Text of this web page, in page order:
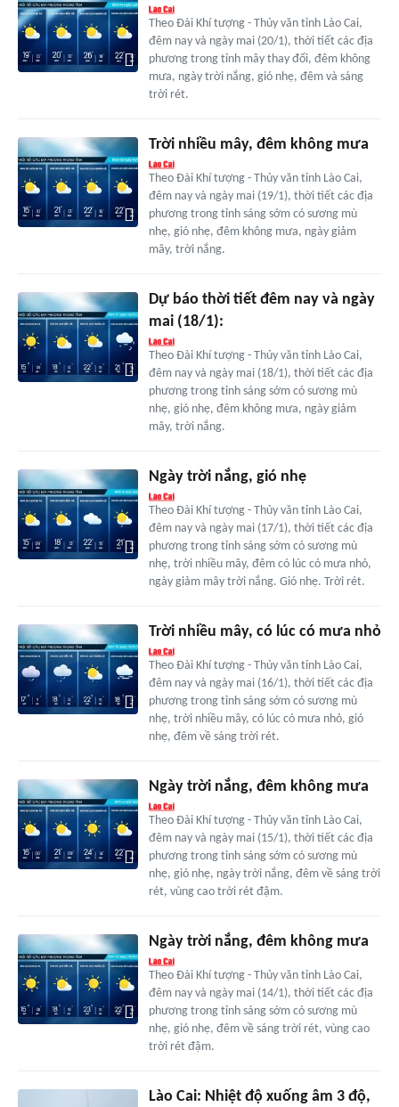
Theo Đài Khí tượng - Thủy văn tỉnh Lào Cai,
đêm nay và ngày mai (20/1), thời tiết các địa
phương trong tỉnh mây thay đổi, đêm không
mưa, ngày trời nắng, gió nhẹ, đêm và sáng
trời rét.
Trời nhiều mây, đêm không mưa
Theo Đài Khí tượng - Thủy văn tỉnh Lào Cai,
đêm nay và ngày mai (19/1), thời tiết các địa
phương trong tỉnh sáng sớm có sương mù
nhẹ, gió nhẹ, đêm không mưa, ngày giảm
mây, trời nắng.
Dự báo thời tiết đêm nay và ngày
mai (18/1):
Theo Đài Khí tượng - Thủy văn tỉnh Lào Cai,
đêm nay và ngày mai (18/1), thời tiết các địa
phương trong tỉnh sáng sớm có sương mù
nhẹ, gió nhẹ, đêm không mưa, ngày giảm
mây, trời nắng.
Ngày trời nắng, gió nhẹ
Theo Đài Khí tượng - Thủy văn tỉnh Lào Cai,
đêm nay và ngày mai (17/1), thời tiết các địa
phương trong tỉnh sáng sớm có sương mù
nhẹ, trời nhiều mây, đêm có lúc có mưa nhỏ,
ngày giảm mây trời nắng. Gió nhẹ. Trời rét.
Trời nhiều mây, có lúc có mưa nhỏ
Theo Đài Khí tượng - Thủy văn tỉnh Lào Cai,
đêm nay và ngày mai (16/1), thời tiết các địa
phương trong tỉnh sáng sớm có sương mù
nhẹ, trời nhiều mây, có lúc có mưa nhỏ, gió
nhẹ, đêm về sáng trời rét.
Ngày trời nắng, đêm không mưa
Theo Đài Khí tượng - Thủy văn tỉnh Lào Cai,
đêm nay và ngày mai (15/1), thời tiết các địa
phương trong tỉnh sáng sớm có sương mù
nhẹ, gió nhẹ, ngày trời nắng, đêm về sáng trời
rét, vùng cao trời rét đậm.
Ngày trời nắng, đêm không mưa
Theo Đài Khí tượng - Thủy văn tỉnh Lào Cai,
đêm nay và ngày mai (14/1), thời tiết các địa
phương trong tỉnh sáng sớm có sương mù
nhẹ, gió nhẹ, đêm về sáng trời rét, vùng cao
trời rét đậm.
Lào Cai: Nhiệt độ xuống âm 3 độ,